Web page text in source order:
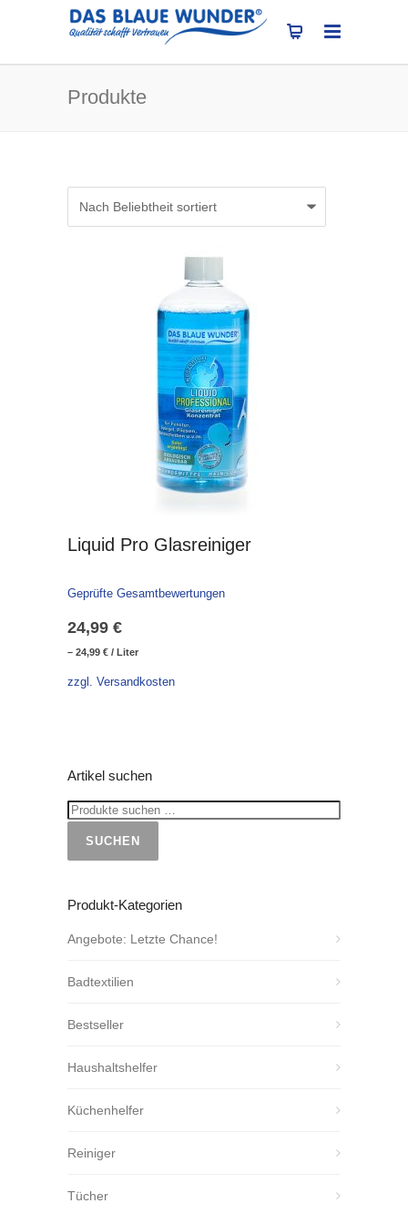
Produkte
Liquid Pro Glasreiniger
Geprüfte Gesamtbewertungen
24,99 €
– 24,99 € / Liter
zzgl. Versandkosten
Artikel suchen
SUCHEN
Produkt-Kategorien
Angebote: Letzte Chance!
Badtextilien
Bestseller
Haushaltshelfer
Küchenhelfer
Reiniger
Tücher